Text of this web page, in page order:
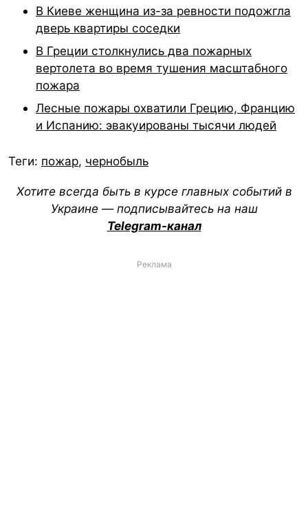
В Киеве женщина из-за ревности подожгла
дверь квартиры соседки
В Греции столкнулись два пожарных
вертолета во время тушения масштабного
пожара
Лесные пожары охватили Грецию, Францию
и Испанию: эвакуированы тысячи людей
Теги: пожар, чернобыль
Хотите всегда быть в курсе главных событий в
Украине — подписывайтесь на наш
Telegram-канал
Реклама